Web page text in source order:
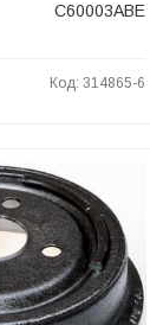
C60003ABE
Код: 314865-6